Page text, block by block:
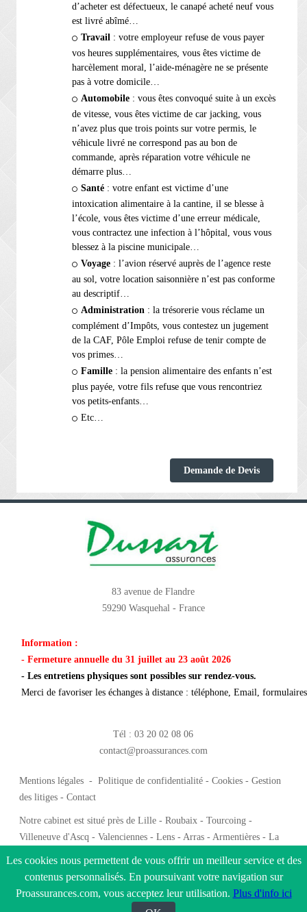
d’acheter est défectueux, le canapé acheté neuf vous
est livré abîmé…
Travail : votre employeur refuse de vous payer
vos heures supplémentaires, vous êtes victime de
harcèlement moral, l’aide-ménagère ne se présente
pas à votre domicile…
Automobile : vous êtes convoqué suite à un excès
de vitesse, vous êtes victime de car jacking, vous
n’avez plus que trois points sur votre permis, le
véhicule livré ne correspond pas au bon de
commande, après réparation votre véhicule ne
démarre plus…
Santé : votre enfant est victime d’une
intoxication alimentaire à la cantine, il se blesse à
l’école, vous êtes victime d’une erreur médicale,
vous contractez une infection à l’hôpital, vous vous
blessez à la piscine municipale…
Voyage : l’avion réservé auprès de l’agence reste
au sol, votre location saisonnière n’est pas conforme
au descriptif…
Administration : la trésorerie vous réclame un
complément d’Impôts, vous contestez un jugement
de la CAF, Pôle Emploi refuse de tenir compte de
vos primes…
Famille : la pension alimentaire des enfants n’est
plus payée, votre fils refuse que vous rencontriez
vos petits-enfants…
Etc…
Demande de Devis
83 avenue de Flandre
59290 Wasquehal - France
Information :
- Fermeture annuelle du 31 juillet au 23 août 2026
- Les entretiens physiques sont possibles sur rendez-vous.
Merci de favoriser les échanges à distance : téléphone, Email,
Tél : 03 20 02 08 06
contact@proassurances.com
Mentions légales -Politique de confidentialité -Cookies -Gestion
des litiges -Contact
Notre cabinet est situé près de Lille - Roubaix - Tourcoing -
Villeneuve d'Ascq - Valenciennes - Lens - Arras - Armentières - La
liens partenaires
Copyright 2026 tous droits réservés
Les cookies nous permettent de vous offrir un meilleur service et des
contenus personnalisés. En poursuivant votre navigation sur
Proassurances.com, vous acceptez leur utilisation. Plus d'info ici